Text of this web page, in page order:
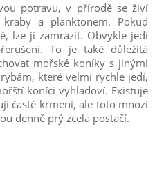
potravu, v přírodě se živí
a planktonem. Pokud
lze ji zamrazit. Obvykle jedí
To je také důležitá
mořské koníky s jinými
které velmi rychle jedí,
koníci vyhladoví. Existuje
časté krmení, ale toto mnozí
denně prý zcela postačí.